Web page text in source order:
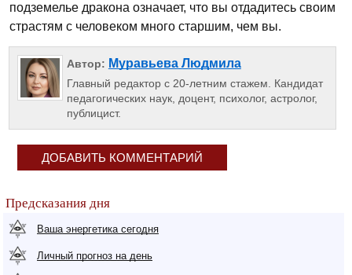
подземелье дракона означает, что вы отдадитесь своим
страстям с человеком много старшим, чем вы.
Автор: Муравьева Людмила
Главный редактор с 20-летним стажем. Кандидат
педагогических наук, доцент, психолог, астролог,
публицист.
ДОБАВИТЬ КОММЕНТАРИЙ
Предсказания дня
Ваша энергетика сегодня
Личный прогноз на день